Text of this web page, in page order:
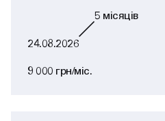
24.08.2026
5 місяців
9 000 грн/міс.